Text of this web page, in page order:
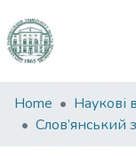
Communities
&
Home
Слов’янський